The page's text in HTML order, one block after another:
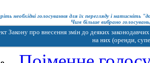
необхідні голосування для їх перегляду і натисніть
Чим більше вибрано
Закону про внесення змін до деяких
на них (оренди,